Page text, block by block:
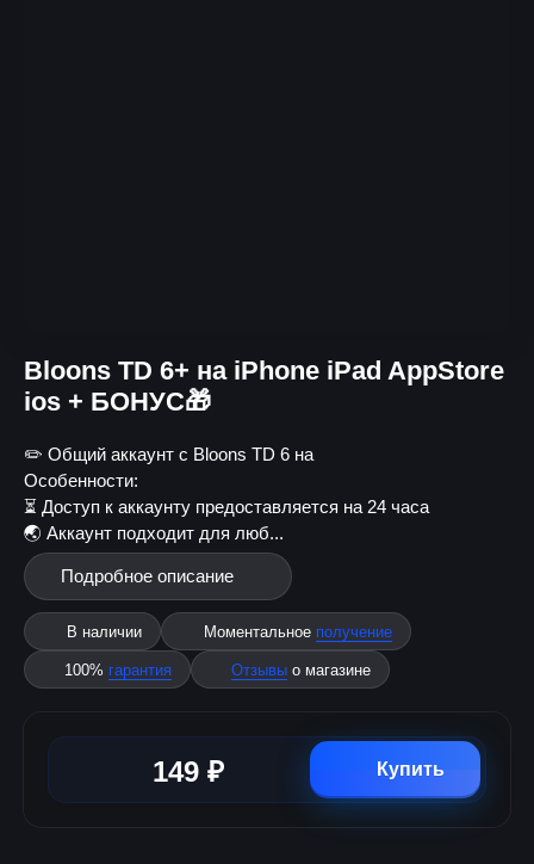
Bloons TD 6+ на iPhone iPad AppStore
ios + БОНУС🎁
✏️ Общий аккаунт с Bloons TD 6 на
Особенности:
⏳ Доступ к аккаунту предоставляется на 24 часа
🌏 Аккаунт подходит для люб...
Подробное описание
В наличии Моментальное получение
100% гарантия Отзывы о магазине
149 ₽ Купить